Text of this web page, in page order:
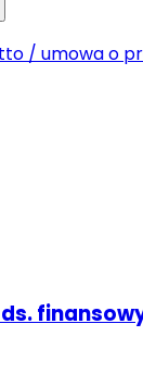
/ umowa o